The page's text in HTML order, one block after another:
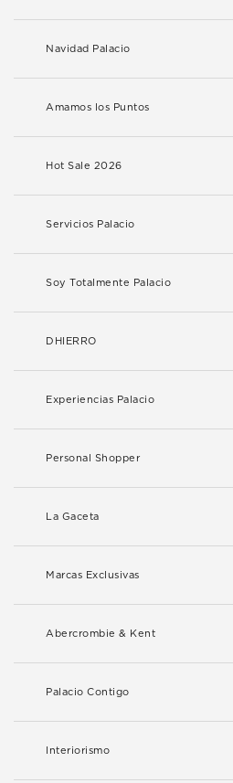
Navidad Palacio
Amamos los Puntos
Hot Sale 2026
Servicios Palacio
Soy Totalmente Palacio
DHIERRO
Experiencias Palacio
Personal Shopper
La Gaceta
Marcas Exclusivas
Abercrombie & Kent
Palacio Contigo
Interiorismo